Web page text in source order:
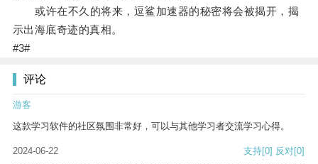
或许在不久的将来，逗鲨加速器的秘密将会被揭开，揭
示出海底奇迹的真相。
#3#
评论
游客
这款学习软件的社区氛围非常好，可以与其他学习者交流学习心得。
2024-06-22 支持[0] 反对[0]